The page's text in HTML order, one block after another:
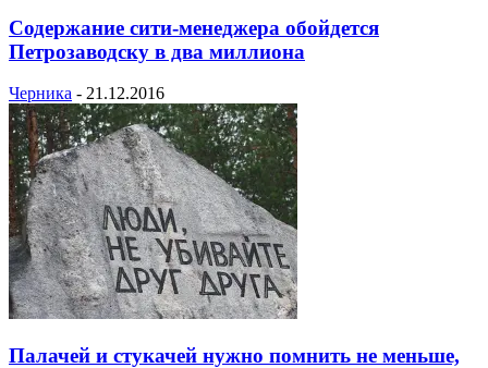
Содержание сити-менеджера обойдется
Петрозаводску в два миллиона
Черника - 21.12.2016
Палачей и стукачей нужно помнить не меньше,